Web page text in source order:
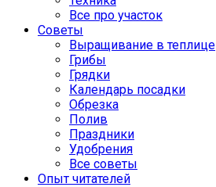
Все про участок
Советы
Выращивание в теплице
Грибы
Грядки
Календарь посадки
Обрезка
Полив
Праздники
Удобрения
Все советы
Опыт читателей